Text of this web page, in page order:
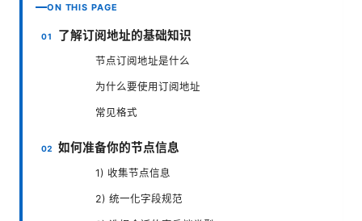
ON THIS PAGE
了解订阅地址的基础知识
节点订阅地址是什么
为什么要使用订阅地址
常见格式
如何准备你的节点信息
1) 收集节点信息
2) 统一化字段规范